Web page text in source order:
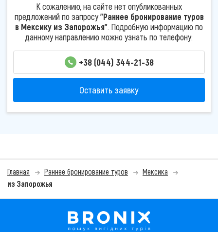
К сожалению, на сайте нет опубликованных
предложений по запросу"Раннее бронирование туров
в Мексику из Запорожья". Подробную информацию по
данному направлению можно узнать по телефону:
+38 (044) 344-21-38
Оставить заявку
Главная Раннее бронирование туров
Мексика
из Запорожья